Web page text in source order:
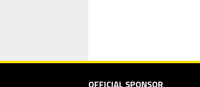
OFFICIAL SPONSOR